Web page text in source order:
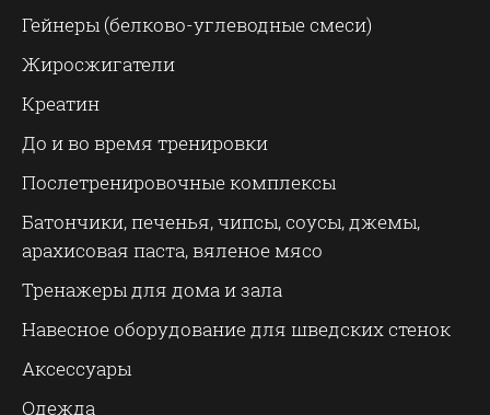
Гейнеры (белково-углеводные смеси)
Жиросжигатели
Креатин
До и во время тренировки
Послетренировочные комплексы
Батончики, печенья, чипсы, соусы, джемы,
арахисовая паста, вяленое мясо
Тренажеры для дома и зала
Навесное оборудование для шведских стенок
Аксессуары
Одежда